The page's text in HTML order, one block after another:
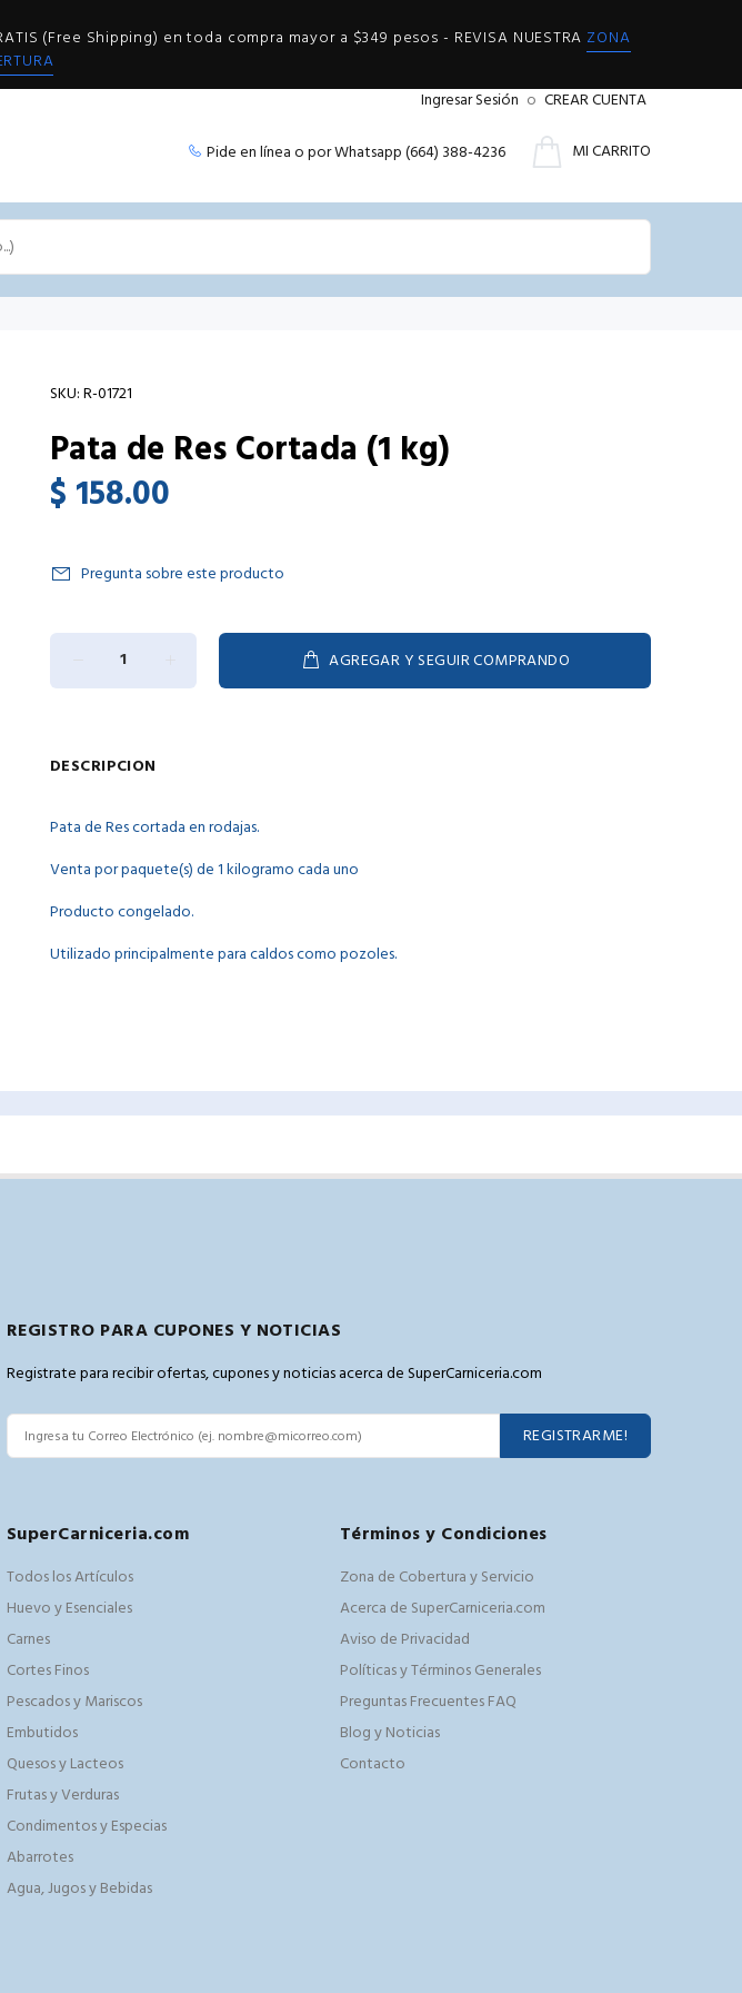
(Free Shipping) en toda compra mayor a $349 pesos - REVISA NUESTRA ZONA
Ingresar Sesión o CREAR CUENTA
Pide en línea o por Whatsapp (664) 388-4236 MI CARRITO
SKU:R-01721
Pata de Res Cortada (1 kg)
$ 158.00
Pregunta sobre este producto
AGREGAR Y SEGUIR COMPRANDO
DESCRIPCION
Pata de Res cortada en rodajas.
Venta por paquete(s) de 1 kilogramo cada uno
Producto congelado.
Utilizado principalmente para caldos como pozoles.
REGISTRO PARA CUPONES Y NOTICIAS
Registrate para recibir ofertas, cupones y noticias acerca de SuperCarniceria.com
REGISTRARME!
SuperCarniceria.com
Todos los Artículos
Huevo y Esenciales
Carnes
Cortes Finos
Pescados y Mariscos
Embutidos
Quesos y Lacteos
Frutas y Verduras
Condimentos y Especias
Abarrotes
Agua, Jugos y Bebidas
Términos y Condiciones
Zona de Cobertura y Servicio
Acerca de SuperCarniceria.com
Aviso de Privacidad
Políticas y Términos Generales
Preguntas Frecuentes FAQ
Blog y Noticias
Contacto